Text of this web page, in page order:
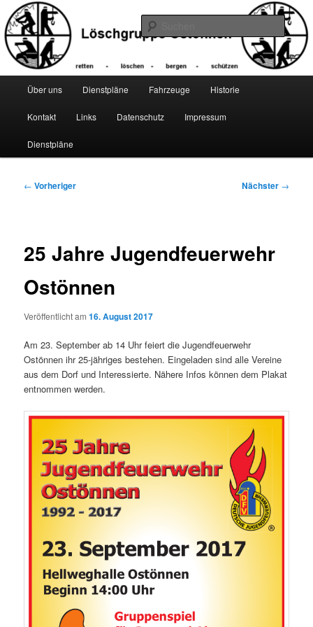
Zum
primären
Inhalt
springen
HauptmenüÜber uns Dienstpläne Fahrzeuge Historie
Kontakt Links Datenschutz Impressum
Dienstpläne
Beitragsnavigation
← Vorheriger Nächster →
25 Jahre Jugendfeuerwehr
Ostönnen
Veröffentlicht am16. August 2017
Am 23. September ab 14 Uhr feiert die Jugendfeuerwehr
Ostönnen ihr 25-jähriges bestehen. Eingeladen sind alle Vereine
aus dem Dorf und Interessierte. Nähere Infos können dem Plakat
entnommen werden.